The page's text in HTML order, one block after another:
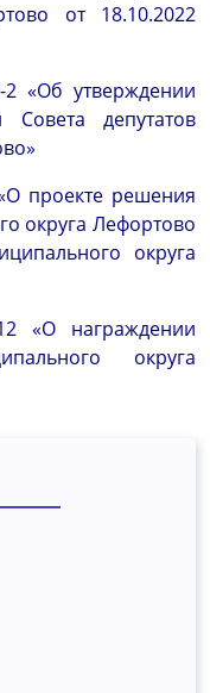
от 18.10.2022
«Об утверждении
Совета депутатов
проекте решения
округа Лефортово
округа
«О награждении
округа